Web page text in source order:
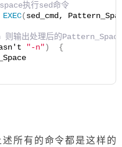
执行sed命令
EXEC(sed_cmd,
输出处理后的Pattern_Space
"-n")
{
述所有的命令都是这样的